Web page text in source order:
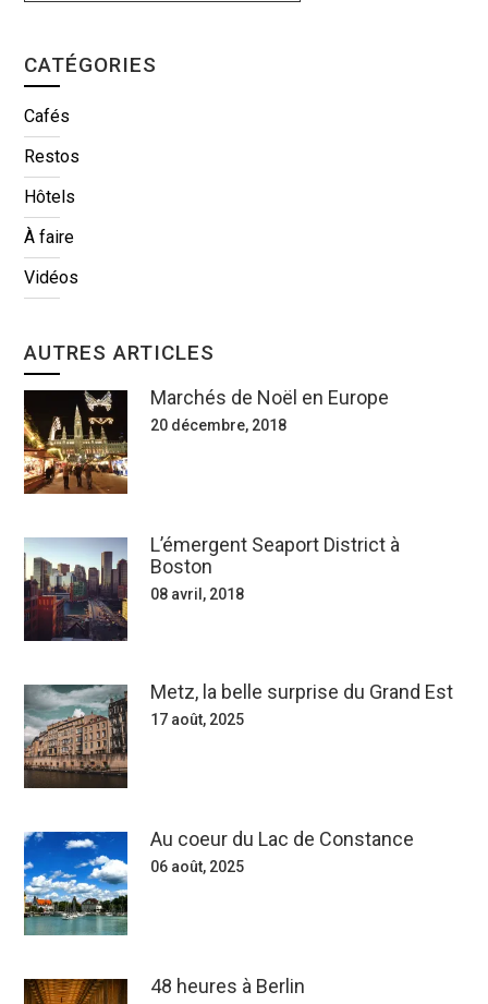
CATÉGORIES
Cafés
Restos
Hôtels
À faire
Vidéos
AUTRES ARTICLES
Marchés de Noël en Europe
20 décembre, 2018
L’émergent Seaport District à
Boston
08 avril, 2018
Metz, la belle surprise du Grand Est
17 août, 2025
Au coeur du Lac de Constance
06 août, 2025
48 heures à Berlin